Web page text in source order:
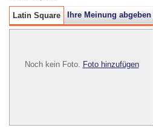
Latin Square Ihre Meinung abgeben
Noch kein Foto. Foto hinzufügen